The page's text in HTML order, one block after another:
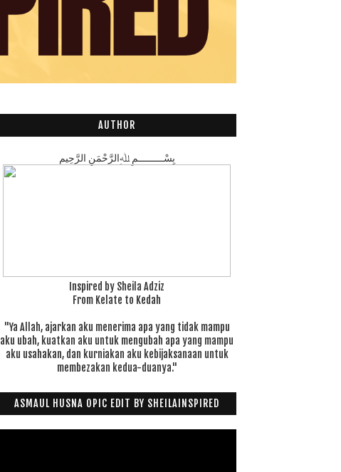
AUTHOR
بِسْـــــــــمِ ﷲِالرَّحْمَنِ الرَّحِيم
Inspired by Sheila Adziz
From Kelate to Kedah
"Ya Allah, ajarkan aku menerima apa yang tidak mampu
aku ubah, kuatkan aku untuk mengubah apa yang mampu
aku usahakan, dan kurniakan aku kebijaksanaan untuk
membezakan kedua-duanya."
ASMAUL HUSNA OPIC EDIT BY SHEILAINSPIRED